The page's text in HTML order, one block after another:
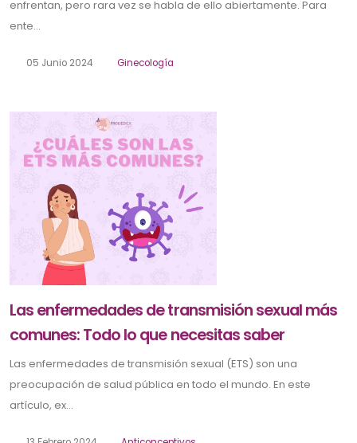
enfrentan, pero rara vez se habla de ello abiertamente. Para
ente...
05 Junio 2024 Ginecología
Las enfermedades de transmisión sexual más
comunes: Todo lo que necesitas saber
Las enfermedades de transmisión sexual (ETS) son una
preocupación de salud pública en todo el mundo. En este
artículo, ex...